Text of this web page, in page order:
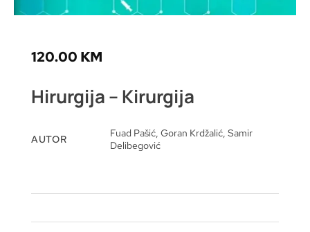
120.00 KM
Hirurgija – Kirurgija
AUTOR
Fuad Pašić, Goran Krdžalić, Samir
Delibegović